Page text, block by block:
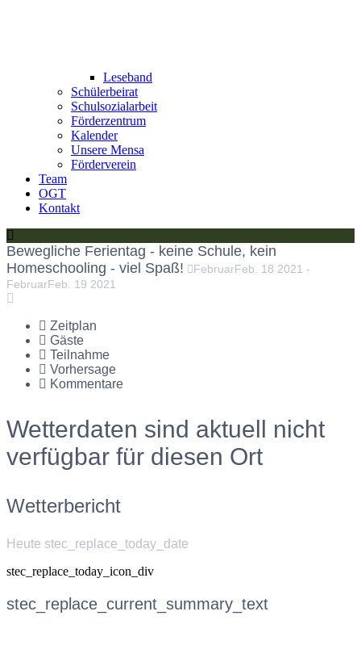
Leseband
Schülerbeirat
Schulsozialarbeit
Förderzentrum
Kalender
Unsere Mensa
Förderverein
Team
OGT
Kontakt
Bewegliche Ferientag - keine Schule, kein
Homeschooling - viel Spaß!
FebruarFeb. 18 2021 -
FebruarFeb. 19 2021
Zeitplan
Gäste
Teilnahme
Vorhersage
Kommentare
Wetterdaten sind aktuell nicht
verfügbar für diesen Ort
Wetterbericht
Heute stec_replace_today_date
stec_replace_today_icon_div
stec_replace_current_summary_text